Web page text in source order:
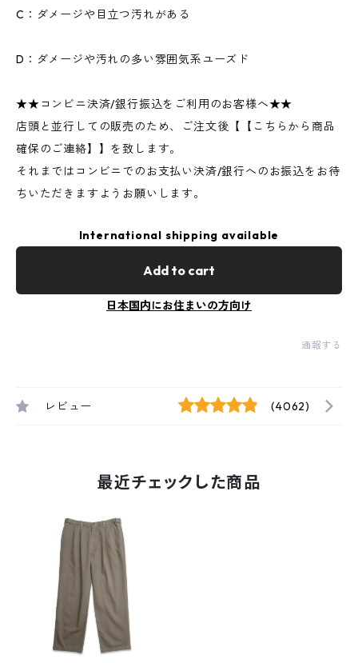
C：ダメージや目立つ汚れがある
D：ダメージや汚れの多い雰囲気系ユーズド
★★コンビニ決済/銀行振込をご利用のお客様へ★★
店頭と並行しての販売のため、ご注文後【【こちらから商品
確保のご連絡】】を致します。
それまではコンビニでのお支払い決済/銀行へのお振込をお待
ちいただきますようお願いします。
International shipping available
Add to cart
日本国内にお住まいの方向け
通報する
レビュー (4062)
最近チェックした商品